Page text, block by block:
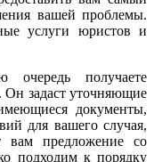
вашей проблемы.
услуги юристов и
получаете
Он задаст уточняющие
документы,
для вашего случая,
вам предложение со
подходим к порядку